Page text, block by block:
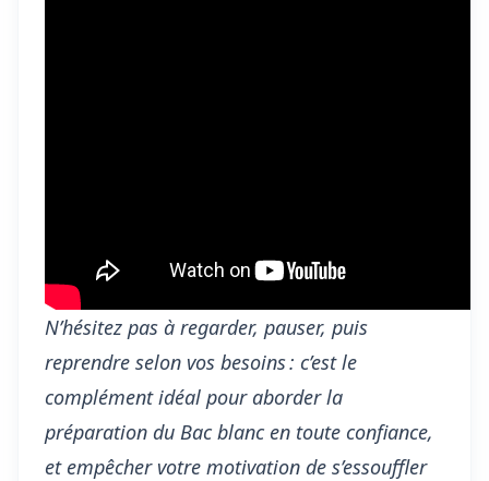
N’hésitez pas à regarder, pauser, puis
reprendre selon vos besoins : c’est le
complément idéal pour aborder la
préparation du Bac blanc en toute confiance,
et empêcher votre motivation de s’essouffler